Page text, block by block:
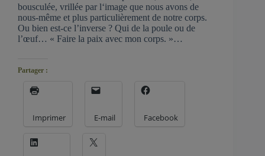
bousculée, vrillée par l‘image que nous avons de
nous-même et plus particulièrement de notre corps.
Ou bien est-ce l’inverse ? Qui de la poule ou de
l’œuf… « Faire la paix avec mon corps. »…
Partager :
Imprimer E-mail Facebook